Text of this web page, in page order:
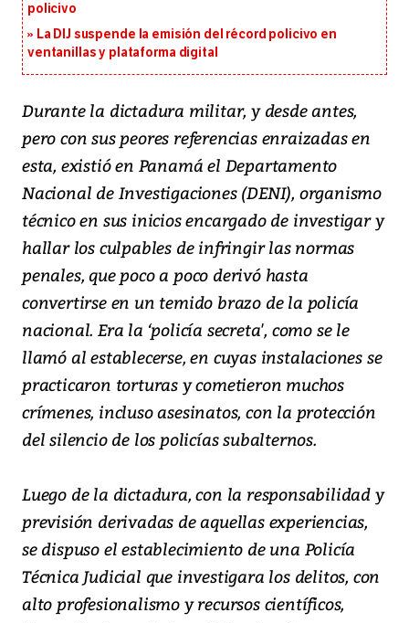
policivo
La DIJ suspende la emisión del récord policivo en
ventanillas y plataforma digital
Durante la dictadura militar, y desde antes,
pero con sus peores referencias enraizadas en
esta, existió en Panamá el Departamento
Nacional de Investigaciones (DENI), organismo
técnico en sus inicios encargado de investigar y
hallar los culpables de infringir las normas
penales, que poco a poco derivó hasta
convertirse en un temido brazo de la policía
nacional. Era la ‘policía secreta', como se le
llamó al establecerse, en cuyas instalaciones se
practicaron torturas y cometieron muchos
crímenes, incluso asesinatos, con la protección
del silencio de los policías subalternos.
Luego de la dictadura, con la responsabilidad y
previsión derivadas de aquellas experiencias,
se dispuso el establecimiento de una Policía
Técnica Judicial que investigara los delitos, con
alto profesionalismo y recursos científicos,